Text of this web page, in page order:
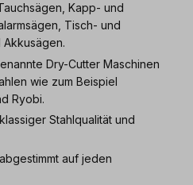
Kapp- und
Tisch- und
Akkusägen.
Dry-Cutter Maschinen
wie zum Beispiel
Ryobi.
Stahlqualität und
auf jeden